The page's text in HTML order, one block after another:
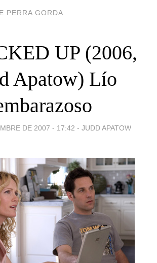
PERRA GORDA
UP (2006,
Apatow) Lío
DE 2007 - 17:42 - JUDD APATOW